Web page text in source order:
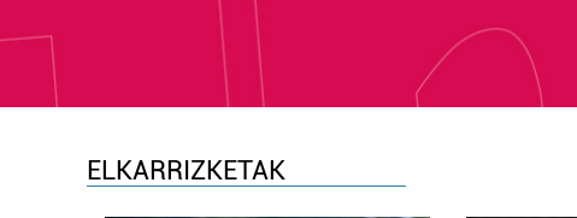
ELKARRIZKETAK